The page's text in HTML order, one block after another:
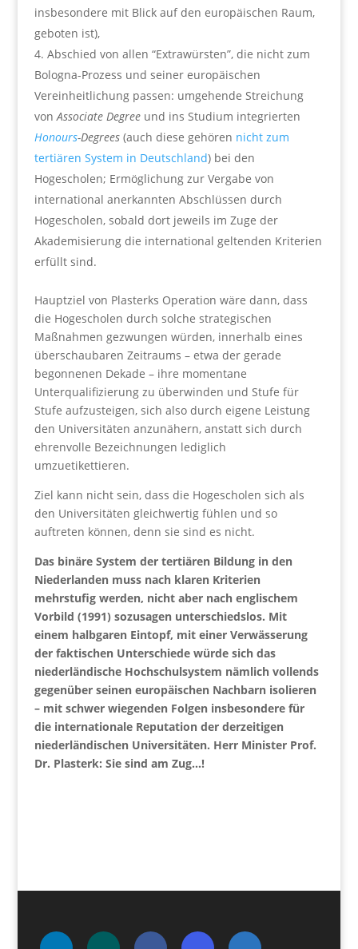
insbesondere mit Blick auf den europäischen Raum,
geboten ist),
Abschied von allen “Extrawürsten”, die nicht zum
Bologna-Prozess und seiner europäischen
Vereinheitlichung passen: umgehende Streichung
vonAssociate Degreeund ins Studium integrierten
Honours-Degrees(auch diese gehören nicht zum
tertiären System in Deutschland) bei den
Hogescholen; Ermöglichung zur Vergabe von
international anerkannten Abschlüssen durch
Hogescholen, sobald dort jeweils im Zuge der
Akademisierung die international geltenden Kriterien
erfüllt sind.
Hauptziel von Plasterks Operation wäre dann, dass
die Hogescholen durch solche strategischen
Maßnahmen gezwungen würden, innerhalb eines
überschaubaren Zeitraums – etwa der gerade
begonnenen Dekade – ihre momentane
Unterqualifizierung zu überwinden und Stufe für
Stufe aufzusteigen, sich also durch eigene Leistung
den Universitäten anzunähern, anstatt sich durch
ehrenvolle Bezeichnungen lediglich
umzuetikettieren.
Ziel kann nicht sein, dass die Hogescholen sich als
den Universitäten gleichwertig fühlen und so
auftreten können, denn sie sind es nicht.
Das binäre System der tertiären Bildung in den
Niederlanden muss nach klaren Kriterien
mehrstufig werden, nicht aber nach englischem
Vorbild (1991) sozusagen unterschiedslos. Mit
einem halbgaren Eintopf, mit einer Verwässerung
der faktischen Unterschiede würde sich das
niederländische Hochschulsystem nämlich vollends
gegenüber seinen europäischen Nachbarn isolieren
– mit schwer wiegenden Folgen insbesondere für
die internationale Reputation der derzeitigen
niederländischen Universitäten. Herr Minister Prof.
Dr. Plasterk: Sie sind am Zug…!